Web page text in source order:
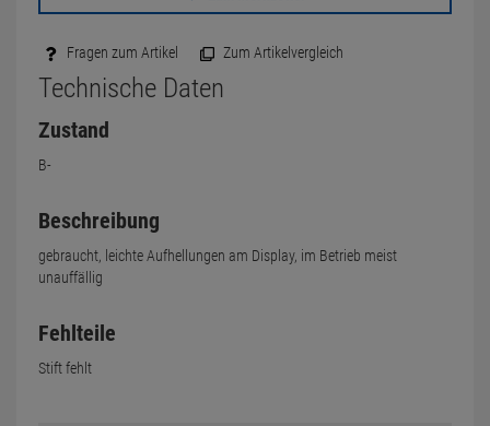
Fragen zum Artikel Zum Artikelvergleich
Technische Daten
Zustand
B-
Beschreibung
gebraucht, leichte Aufhellungen am Display, im Betrieb meist
unauffällig
Fehlteile
Stift fehlt